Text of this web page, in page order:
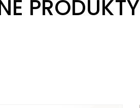
PRODUKTY